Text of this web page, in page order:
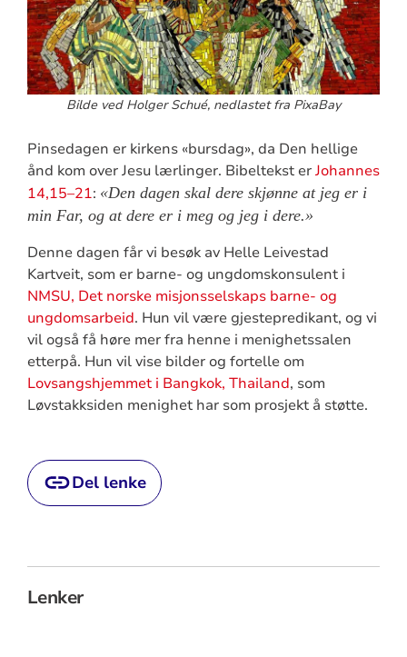
Bilde ved Holger Schué, nedlastet fra PixaBay
Pinsedagen er kirkens «bursdag», da Den hellige
ånd kom over Jesu lærlinger. Bibeltekst erJohannes
14,15–21:
Den dagen skal dere skjønne at jeg er i
min Far, og at dere er i meg og jeg i dere.
Denne dagen får vi besøk av Helle Leivestad
Kartveit, som er barne- og ungdomskonsulent i
NMSU, Det norske misjonsselskaps barne- og
ungdomsarbeid. Hun vil være gjestepredikant, og vi
vil også få høre mer fra henne i menighetssalen
etterpå. Hun vil vise bilder og fortelle om
Lovsangshjemmet i Bangkok, Thailand, som
Løvstakksiden menighet har som prosjekt å støtte.
Del lenke
Lenker